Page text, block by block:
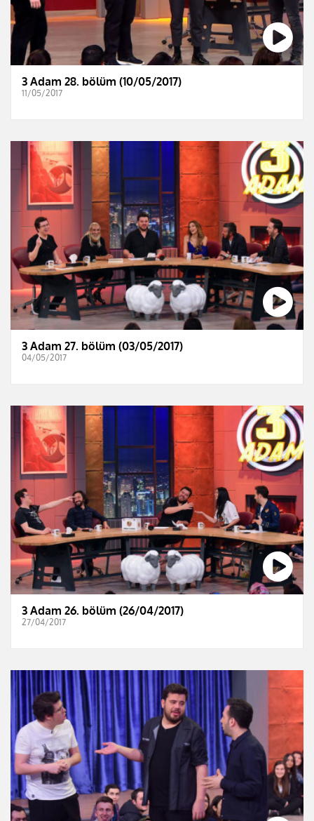
3 Adam 28. bölüm (10/05/2017)
11/05/2017
3 Adam 27. bölüm (03/05/2017)
04/05/2017
3 Adam 26. bölüm (26/04/2017)
27/04/2017